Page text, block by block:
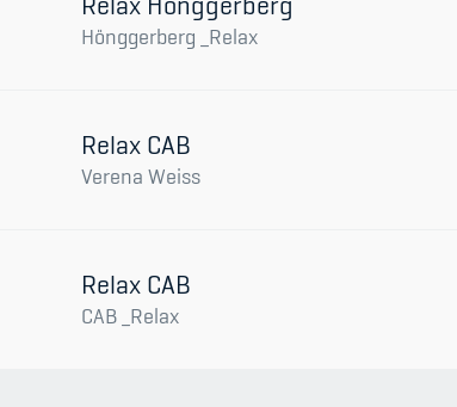
Hönggerberg _Relax
Relax CAB
Verena Weiss
Relax CAB
CAB _Relax